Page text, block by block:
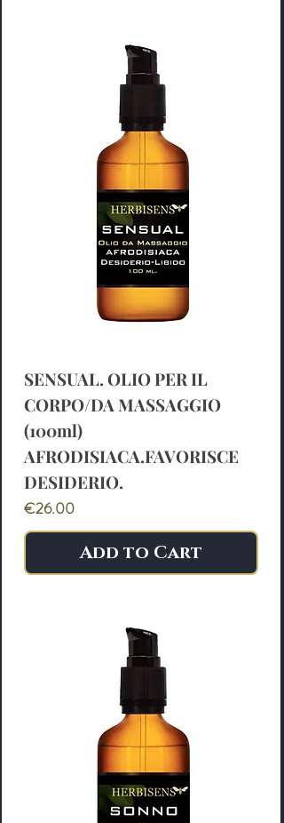
SENSUAL. OLIO PER IL
CORPO/DA MASSAGGIO
(100ml)
AFRODISIACA.FAVORISCE
DESIDERIO.
Price
€26.00
Add to Cart